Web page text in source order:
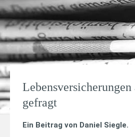
Lebensversicherungen
gefragt
Ein Beitrag von Daniel Siegle.